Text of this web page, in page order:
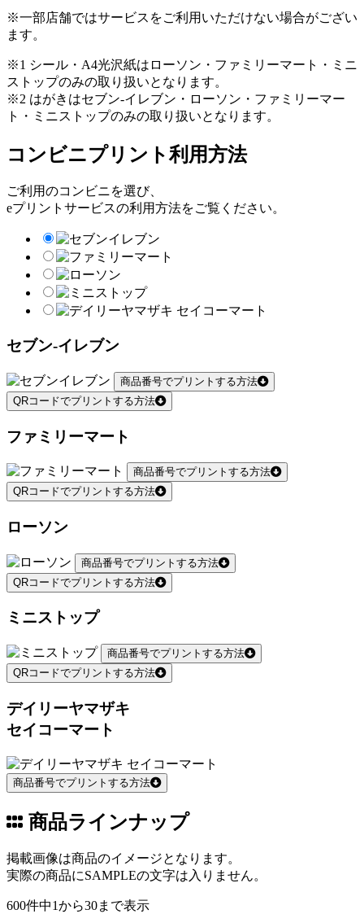
※一部店舗ではサービスをご利用いただけない場合がござい
ます。
※1 シール・A4光沢紙はローソン・ファミリーマート・ミニ
ストップのみの取り扱いとなります。
※2 はがきはセブン-イレブン・ローソン・ファミリーマー
ト・ミニストップのみの取り扱いとなります。
コンビニプリント利用方法
ご利用のコンビニを選び、
eプリントサービスの利用方法をご覧ください。
セブン-イレブン
商品番号でプリントする方法
QRコードでプリントする方法
ファミリーマート
商品番号でプリントする方法
QRコードでプリントする方法
ローソン
商品番号でプリントする方法
QRコードでプリントする方法
ミニストップ
商品番号でプリントする方法
QRコードでプリントする方法
デイリーヤマザキ
セイコーマート
商品番号でプリントする方法
商品ラインナップ
掲載画像は商品のイメージとなります。
実際の商品にSAMPLEの文字は入りません。
600件中1から30まで表示